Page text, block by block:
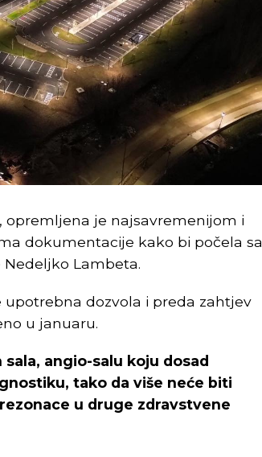
opremljena je najsavremenijom i
dokumentacije kako bi počela sa
Lambeta.
dozvola i preda zahtjev
u januaru.
angio-salu koju dosad
tako da više neće biti
u druge zdravstvene